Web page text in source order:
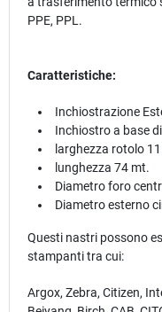
PPE, PPL.
Caratteristiche:
Inchiostrazione
Inchiostro a base
larghezza rotolo
lunghezza 74 mt.
Diametro foro
Diametro esterno
Questi nastri possono
stampanti tra cui:
Argox, Zebra, Citizen,